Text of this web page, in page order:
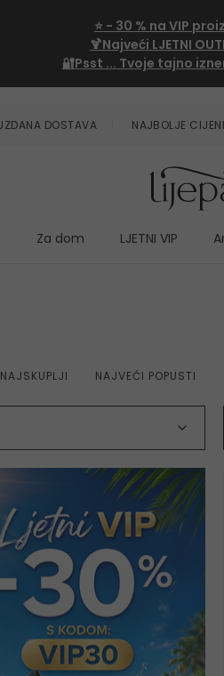
⭐ - 30 % na VIP
🍹Najveći LJETNI
🔐Psst ... Tvoje tajno
DOSTAVA NAJBOLJE
Za dom LJETNI VIP
NAJSKUPLJI NAJVEĆI POPUSTI